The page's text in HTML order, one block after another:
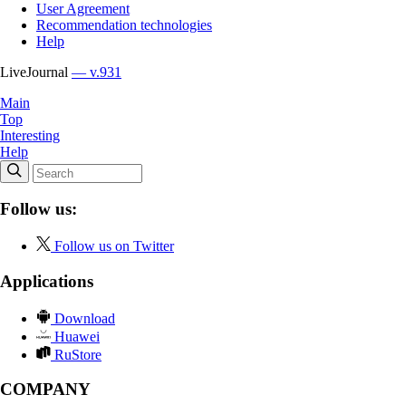
User Agreement
Recommendation technologies
Help
LiveJournal — v.931
Main
Top
Interesting
Help
Follow us:
Follow us on Twitter
Applications
Download
Huawei
RuStore
COMPANY